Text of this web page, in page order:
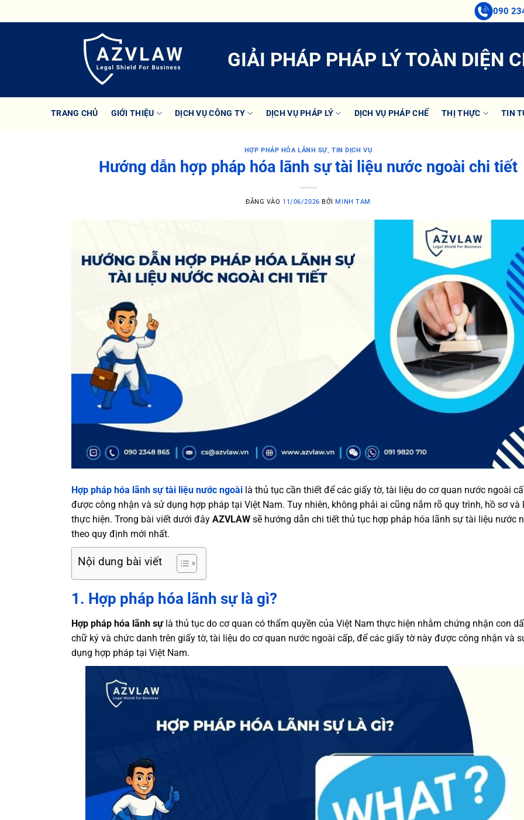
qua
090
GIẢI PHÁP PHÁP LÝ TOÀN DIỆN
TRANG CHỦ GIỚI THIỆU DỊCH VỤ CÔNG TY DỊCH VỤ PHÁP LÝ DỊCH VỤ PHÁP CHẾ THỊ THỰC TIN
HỢP PHÁP HÓA LÃNH SỰ,TIN DỊCH VỤ
Hướng dẫn hợp pháp hóa lãnh sự tài liệu nước ngoài chi tiết
ĐĂNG VÀO 11/06/2026 BỞIMINH TAM
Hợp pháp hóa lãnh sự tài liệu nước ngoài là thủ tục cần thiết để các giấy tờ, tài liệu do cơ quan nước ngoài
được công nhận và sử dụng hợp pháp tại Việt Nam. Tuy nhiên, không phải ai cũng nắm rõ quy trình, hồ sơ và
thực hiện. Trong bài viết dưới đây AZVLAW sẽ hướng dẫn chi tiết thủ tục hợp pháp hóa lãnh sự tài liệu nước
theo quy định mới nhất.
Nội dung bài viết
1. Hợp pháp hóa lãnh sự là gì?
Hợp pháp hóa lãnh sựlà thủ tục do cơ quan có thẩm quyền của Việt Nam thực hiện nhằm chứng nhận con
chữ ký và chức danh trên giấy tờ, tài liệu do cơ quan nước ngoài cấp, để các giấy tờ này được công nhận và
dụng hợp pháp tại Việt Nam.